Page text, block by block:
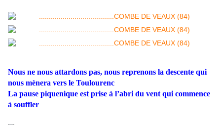
Nous ne nous attardons pas, nous reprenons la descente qui
nous mènera vers le Toulourenc
La pause piquenique est prise à l’abri du vent qui commence
à souffler